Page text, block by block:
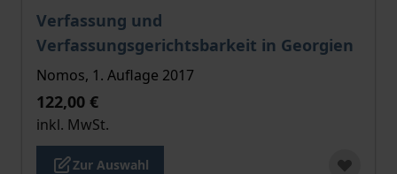
Verfassung und
Verfassungsgerichtsbarkeit in Georgien
Der Preis dieses Titels richtet sich nach der
Nomos, 1. Auflage 2017
122,00 €
inkl. MwSt.
Zur Auswahl